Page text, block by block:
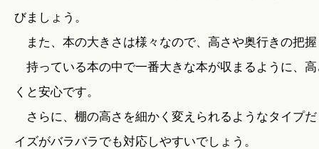
びましょう。
また、本の大きさは様々なので、高さや奥行きの把
持っている本の中で一番大きな本が収まるように、
くと安心です。
さらに、棚の高さを細かく変えられるようなタイプ
イズがバラバラでも対応しやすいでしょう。